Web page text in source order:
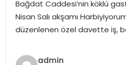
Bağdat Caddesi’nin köklü
Nisan Salı akşamı
düzenlenen özel davette iş,
admin